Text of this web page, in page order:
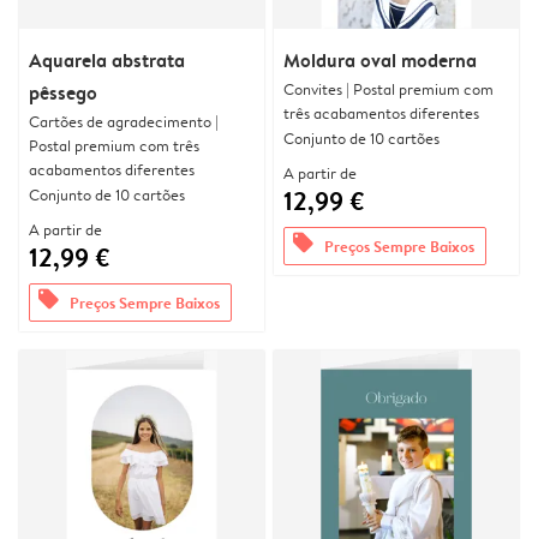
Aquarela abstrata
pêssego
Cartões de agradecimento |
Postal premium com três
acabamentos diferentes
Conjunto de 10 cartões
A partir de
12,99 €
offers Preços Sempre Baixos
Moldura oval moderna
Convites | Postal premium com
três acabamentos diferentes
Conjunto de 10 cartões
A partir de
12,99 €
offers Preços Sempre Baixos